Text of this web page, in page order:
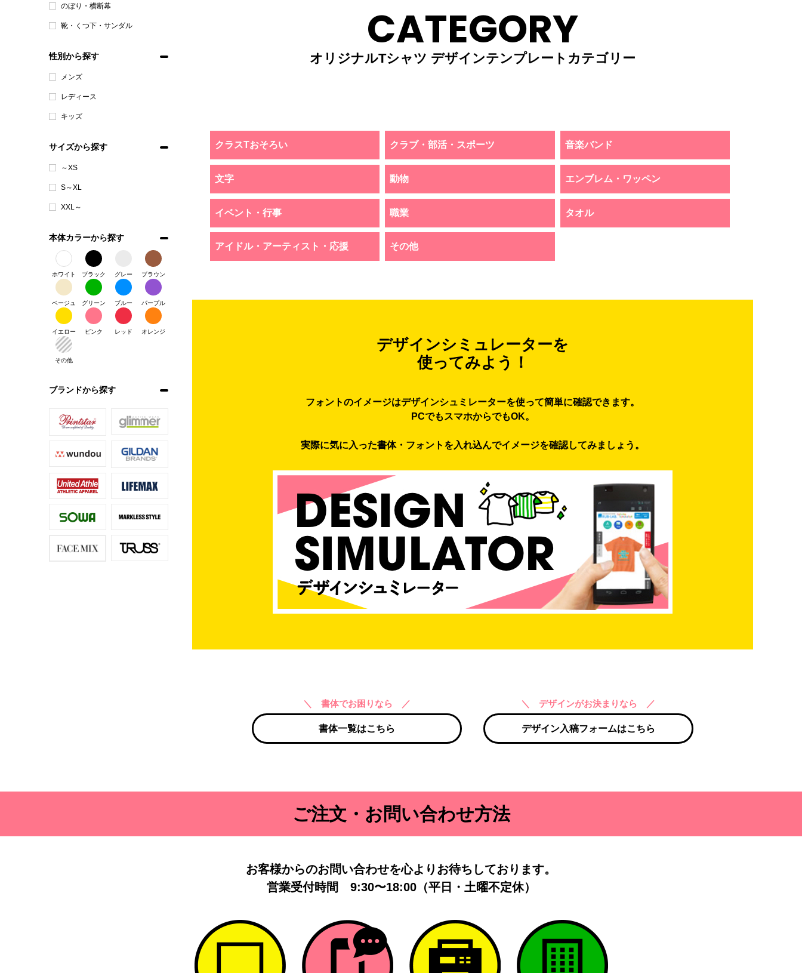
のぼり・横断幕
靴・くつ下・サンダル
性別から探す
メンズ
レディース
キッズ
サイズから探す
～XS
S～XL
XXL～
本体カラーから探す
ホワイト ブラック グレー ブラウン
ベージュ グリーン ブルー パープル
イエロー ピンク レッド オレンジ
その他
ブランドから探す
CATEGORY
オリジナルTシャツ デザインテンプレートカテゴリー
クラスTおそろい クラブ・部活・スポーツ 音楽バンド
文字 動物 エンブレム・ワッペン
イベント・行事 職業 タオル
アイドル・アーティスト・応援 その他
デザインシミュレーターを
使ってみよう！
フォントのイメージはデザインシュミレーターを使って簡単に確認できます。
PCでもスマホからでもOK。
実際に気に入った書体・フォントを入れ込んでイメージを確認してみましょう。
＼ 書体でお困りなら ／
書体一覧はこちら
＼ デザインがお決まりなら ／
デザイン入稿フォームはこちら
ご注文・お問い合わせ方法
お客様からのお問い合わせを心よりお待ちしております。
営業受付時間 9:30〜18:00（平日・土曜不定休）